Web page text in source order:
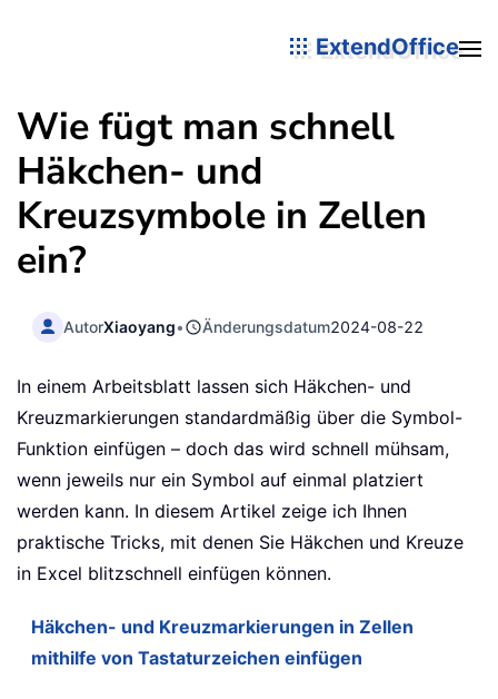
ExtendOffice
Wie fügt man schnell
Häkchen- und
Kreuzsymbole in Zellen
ein?
AutorXiaoyang• Änderungsdatum2024-08-22
In einem Arbeitsblatt lassen sich Häkchen- und
Kreuzmarkierungen standardmäßig über die Symbol-
Funktion einfügen – doch das wird schnell mühsam,
wenn jeweils nur ein Symbol auf einmal platziert
werden kann. In diesem Artikel zeige ich Ihnen
praktische Tricks, mit denen Sie Häkchen und Kreuze
in Excel blitzschnell einfügen können.
Häkchen- und Kreuzmarkierungen in Zellen
mithilfe von Tastaturzeichen einfügen